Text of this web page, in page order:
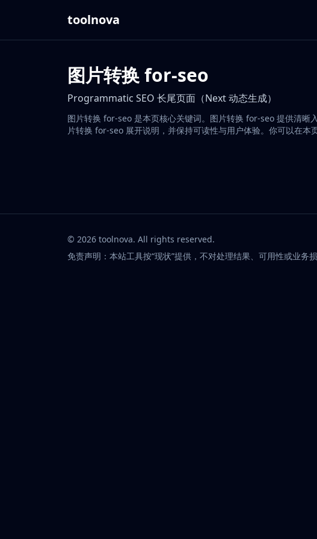
toolnova
图片转换 for-seo
Programmatic SEO 长尾页面（Next 动态生成）
图片转换 for-seo 是本页核心关键词。图片转换 for-seo 提供清晰
片转换 for-seo 展开说明，并保持可读性与用户体验。你可以在本
© 2026 toolnova. All rights reserved.
免责声明：本站工具按“现状”提供，不对处理结果、可用性或业务损